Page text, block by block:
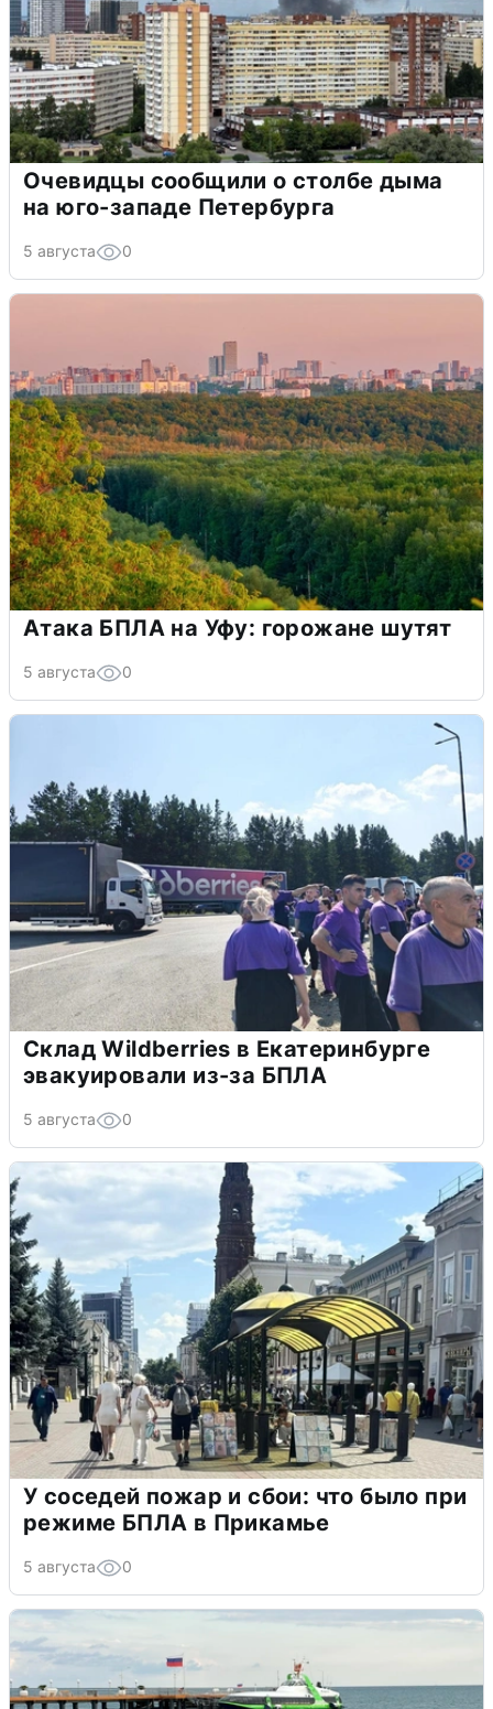
Очевидцы сообщили о столбе дыма
на юго-западе Петербурга
5 августа 0
Атака БПЛА на Уфу: горожане шутят
5 августа 0
Склад Wildberries в Екатеринбурге
эвакуировали из-за БПЛА
5 августа 0
У соседей пожар и сбои: что было при
режиме БПЛА в Прикамье
5 августа 0